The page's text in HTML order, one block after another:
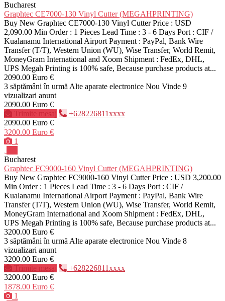
Bucharest
Graphtec CE7000-130 Vinyl Cutter (MEGAHPRINTING)
Buy New Graphtec CE7000-130 Vinyl Cutter Price : USD
2,090.00 Min Order : 1 Pieces Lead Time : 3 - 6 Days Port : CIF /
Kualanamu International Airport Payment : PayPal, Bank Wire
Transfer (T/T), Western Union (WU), Wise Transfer, World Remit,
MoneyGram International and Xoom Shipment : FedEx, DHL,
UPS Megah Printing is 100% safe, Because purchase products at...
2090.00 Euro €
3 săptămâni în urmă Alte aparate electronice Nou Vinde 9
vizualizari anunt
2090.00 Euro €
Trimite mesaj
+628226811xxxx
2090.00 Euro €
3200.00 Euro €
1
Bucharest
Graphtec FC9000-160 Vinyl Cutter (MEGAHPRINTING)
Buy New Graphtec FC9000-160 Vinyl Cutter Price : USD 3,200.00
Min Order : 1 Pieces Lead Time : 3 - 6 Days Port : CIF /
Kualanamu International Airport Payment : PayPal, Bank Wire
Transfer (T/T), Western Union (WU), Wise Transfer, World Remit,
MoneyGram International and Xoom Shipment : FedEx, DHL,
UPS Megah Printing is 100% safe, Because purchase products at...
3200.00 Euro €
3 săptămâni în urmă Alte aparate electronice Nou Vinde 8
vizualizari anunt
3200.00 Euro €
Trimite mesaj
+628226811xxxx
3200.00 Euro €
1878.00 Euro €
1